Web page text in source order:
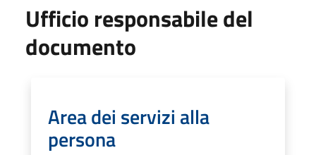
Ufficio responsabile del
documento
Area dei servizi alla
persona